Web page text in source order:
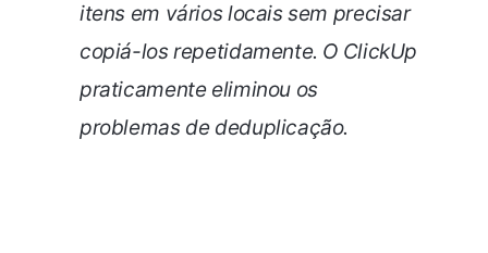
itens em vários locais sem precisar
copiá-los repetidamente. O ClickUp
praticamente eliminou os
problemas de deduplicação.